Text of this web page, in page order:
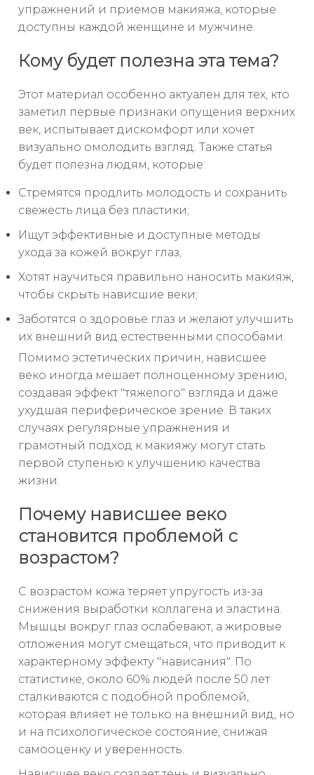
упражнений и приемов макияжа, которые
доступны каждой женщине и мужчине.
Кому будет полезна эта тема?
Этот материал особенно актуален для тех, кто
заметил первые признаки опущения верхних
век, испытывает дискомфорт или хочет
визуально омолодить взгляд. Также статья
будет полезна людям, которые:
Стремятся продлить молодость и сохранить
свежесть лица без пластики;
Ищут эффективные и доступные методы
ухода за кожей вокруг глаз;
Хотят научиться правильно наносить макияж,
чтобы скрыть нависшие веки;
Заботятся о здоровье глаз и желают улучшить
их внешний вид естественными способами.
Помимо эстетических причин, нависшее
веко иногда мешает полноценному зрению,
создавая эффект "тяжелого" взгляда и даже
ухудшая периферическое зрение. В таких
случаях регулярные упражнения и
грамотный подход к макияжу могут стать
первой ступенью к улучшению качества
жизни.
Почему нависшее веко
становится проблемой с
возрастом?
С возрастом кожа теряет упругость из-за
снижения выработки коллагена и эластина.
Мышцы вокруг глаз ослабевают, а жировые
отложения могут смещаться, что приводит к
характерному эффекту "нависания". По
статистике, около 60% людей после 50 лет
сталкиваются с подобной проблемой,
которая влияет не только на внешний вид, но
и на психологическое состояние, снижая
самооценку и уверенность.